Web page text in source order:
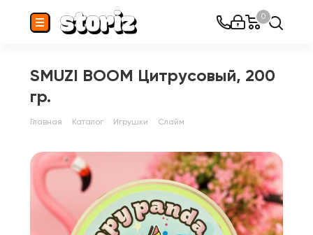
0
SMUZI BOOM Цитрусовый, 200
гр.
Главная Каталог Игрушки Слайм